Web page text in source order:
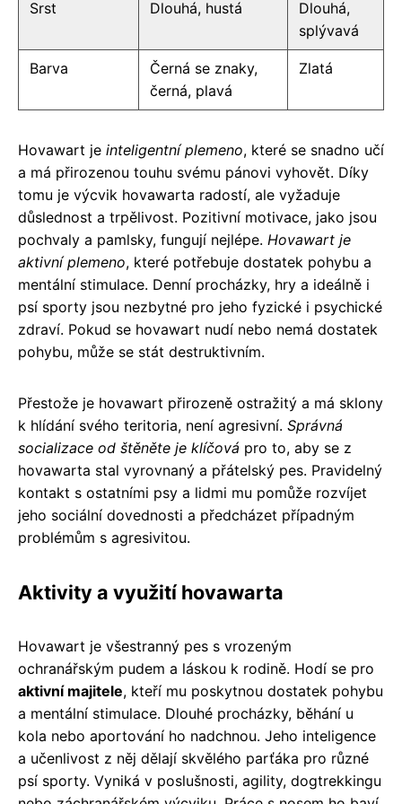
Srst Dlouhá, hustá
Dlouhá,
splývavá
Barva
Černá se znaky,
černá, plavá
Zlatá
Hovawart je inteligentní plemeno, které se snadno učí
a má přirozenou touhu svému pánovi vyhovět. Díky
tomu je výcvik hovawarta radostí, ale vyžaduje
důslednost a trpělivost. Pozitivní motivace, jako jsou
pochvaly a pamlsky, fungují nejlépe. Hovawart je
aktivní plemeno, které potřebuje dostatek pohybu a
mentální stimulace. Denní procházky, hry a ideálně i
psí sporty jsou nezbytné pro jeho fyzické i psychické
zdraví. Pokud se hovawart nudí nebo nemá dostatek
pohybu, může se stát destruktivním.
Přestože je hovawart přirozeně ostražitý a má sklony
k hlídání svého teritoria, není agresivní. Správná
socializace od štěněte je klíčová pro to, aby se z
hovawarta stal vyrovnaný a přátelský pes. Pravidelný
kontakt s ostatními psy a lidmi mu pomůže rozvíjet
jeho sociální dovednosti a předcházet případným
problémům s agresivitou.
Aktivity a využití hovawarta
Hovawart je všestranný pes s vrozeným
ochranářským pudem a láskou k rodině. Hodí se pro
aktivní majitele, kteří mu poskytnou dostatek pohybu
a mentální stimulace. Dlouhé procházky, běhání u
kola nebo aportování ho nadchnou. Jeho inteligence
a učenlivost z něj dělají skvělého parťáka pro různé
psí sporty. Vyniká v poslušnosti, agility, dogtrekkingu